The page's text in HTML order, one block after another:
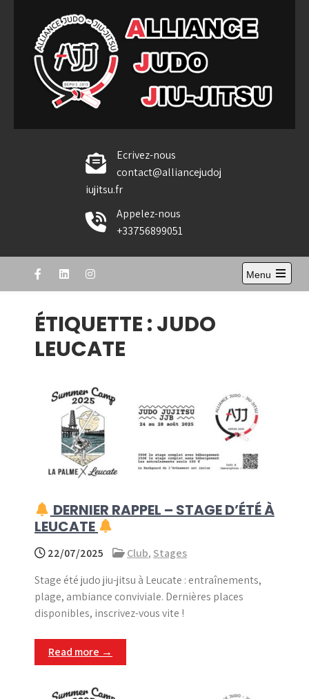
content
Alliance Judo Jiu-jitsu
Ecrivez-nous
contact@alliancejudoj
iujitsu.fr
Appelez-nous
+33756899051
Menu
Open
ÉTIQUETTE :JUDO
LEUCATE
DERNIER RAPPEL – STAGE D’ÉTÉ À
LEUCATE
22/07/2025 Club, Stages
Stage été judo jiu-jitsu à Leucate : entraînements,
plage, ambiance conviviale. Dernières places
disponibles, inscrivez-vous vite !
Read more →